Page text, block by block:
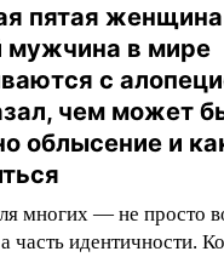
детские
школы в селе
Кузоватово после
проверки
разметку на
переходах
пятая
мужчина в мире
с
чем может
облысение и
многих — не просто
часть идентичности.